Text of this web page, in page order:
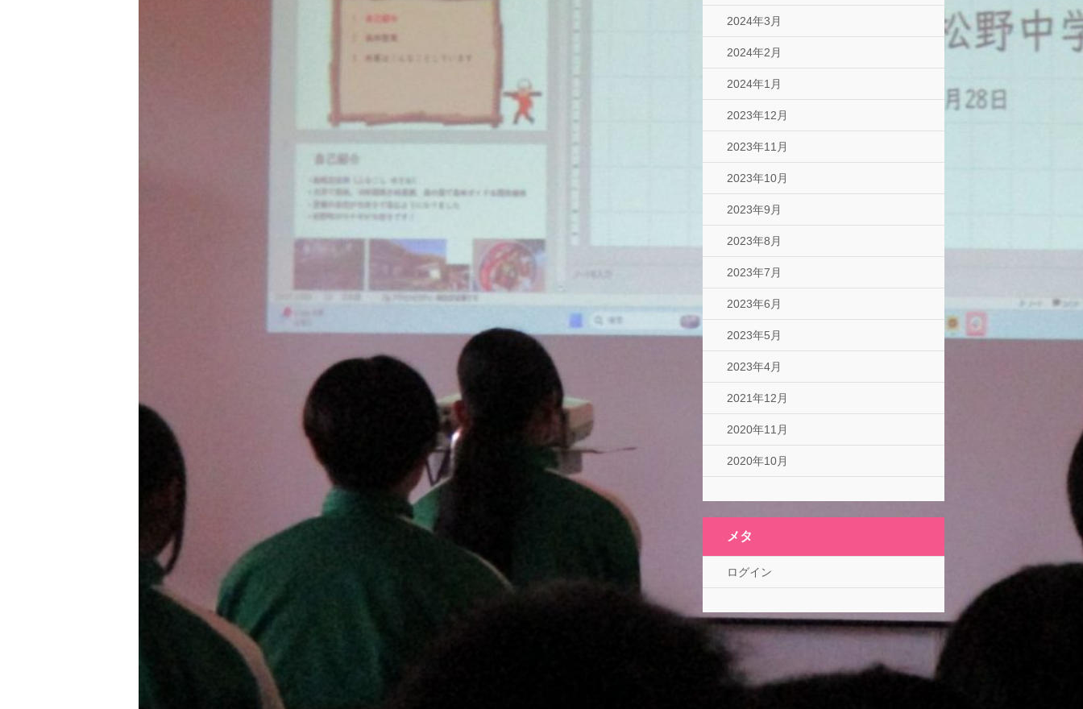
2024年3月
2024年2月
2024年1月
2023年12月
2023年11月
2023年10月
2023年9月
2023年8月
2023年7月
2023年6月
2023年5月
2023年4月
2021年12月
2020年11月
2020年10月
メタ
ログイン